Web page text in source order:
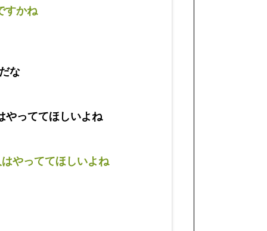
すかね
な
やっててほしいよね
やっててほしいよね